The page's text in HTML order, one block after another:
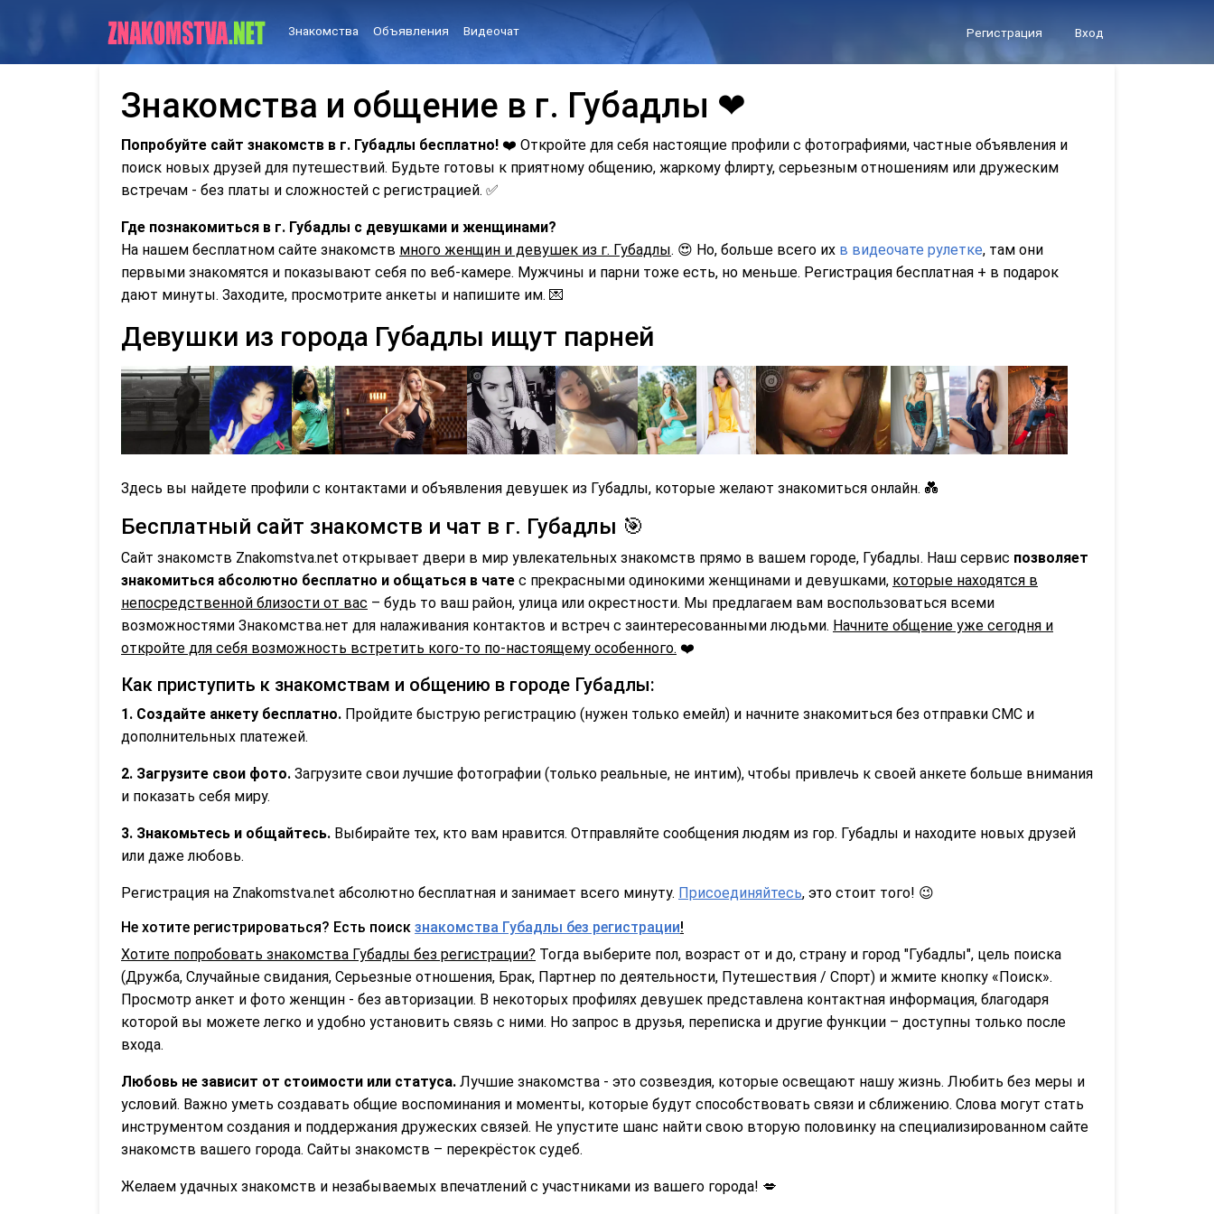
Знакомства Объявления Видеочат Регистрация Вход
Знакомства и общение в г. Губадлы ❤
Попробуйте сайт знакомств в г. Губадлы бесплатно! ❤️ Откройте для себя настоящие профили с фотографиями, частные объявления и
поиск новых друзей для путешествий. Будьте готовы к приятному общению, жаркому флирту, серьезным отношениям или дружеским
встречам - без платы и сложностей с регистрацией. ✅
Где познакомиться в г. Губадлы с девушками и женщинами?
На нашем бесплатном сайте знакомств много женщин и девушек из г. Губадлы. 😍 Но, больше всего их в видеочате рулетке, там они
первыми знакомятся и показывают себя по веб-камере. Мужчины и парни тоже есть, но меньше. Регистрация бесплатная + в подарок
дают минуты. Заходите, просмотрите анкеты и напишите им. 💌
Девушки из города Губадлы ищут парней
Здесь вы найдете профили с контактами и объявления девушек из Губадлы, которые желают знакомиться онлайн. 💑
Бесплатный сайт знакомств и чат в г. Губадлы 🎯
Сайт знакомств Znakomstva.net открывает двери в мир увлекательных знакомств прямо в вашем городе, Губадлы. Наш сервис позволяет
знакомиться абсолютно бесплатно и общаться в чате с прекрасными одинокими женщинами и девушками, которые находятся в
непосредственной близости от вас – будь то ваш район, улица или окрестности. Мы предлагаем вам воспользоваться всеми
возможностями Знакомства.нет для налаживания контактов и встреч с заинтересованными людьми. Начните общение уже сегодня и
откройте для себя возможность встретить кого-то по-настоящему особенного. ❤️
Как приступить к знакомствам и общению в городе Губадлы:
1. Создайте анкету бесплатно. Пройдите быструю регистрацию (нужен только емейл) и начните знакомиться без отправки СМС и
дополнительных платежей.
2. Загрузите свои фото. Загрузите свои лучшие фотографии (только реальные, не интим), чтобы привлечь к своей анкете больше внимания
и показать себя миру.
3. Знакомьтесь и общайтесь. Выбирайте тех, кто вам нравится. Отправляйте сообщения людям из гор. Губадлы и находите новых друзей
или даже любовь.
Регистрация на Znakomstva.net абсолютно бесплатная и занимает всего минуту. Присоединяйтесь, это стоит того! 😉
Не хотите регистрироваться? Есть поиск знакомства Губадлы без регистрации!
Хотите попробовать знакомства Губадлы без регистрации? Тогда выберите пол, возраст от и до, страну и город "Губадлы", цель поиска
(Дружба, Случайные свидания, Серьезные отношения, Брак, Партнер по деятельности, Путешествия / Спорт) и жмите кнопку «Поиск».
Просмотр анкет и фото женщин - без авторизации. В некоторых профилях девушек представлена контактная информация, благодаря
которой вы можете легко и удобно установить связь с ними. Но запрос в друзья, переписка и другие функции – доступны только после
входа.
Любовь не зависит от стоимости или статуса. Лучшие знакомства - это созвездия, которые освещают нашу жизнь. Любить без меры и
условий. Важно уметь создавать общие воспоминания и моменты, которые будут способствовать связи и сближению. Слова могут стать
инструментом создания и поддержания дружеских связей. Не упустите шанс найти свою вторую половинку на специализированном сайте
знакомств вашего города. Сайты знакомств – перекрёсток судеб.
Желаем удачных знакомств и незабываемых впечатлений с участниками из вашего города! 💋